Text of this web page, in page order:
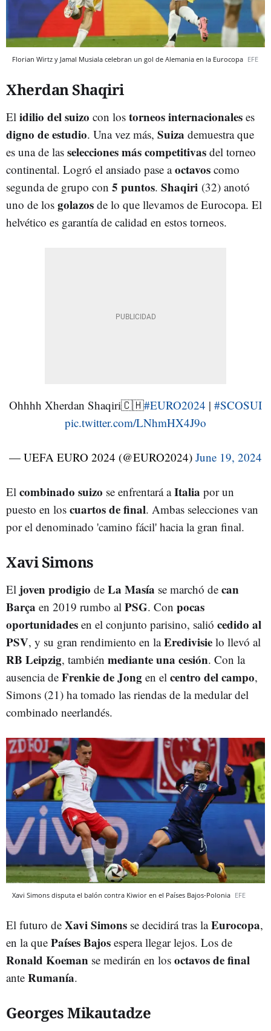
Florian Wirtz y Jamal Musiala celebran un gol de Alemania en la Eurocopa EFE
Xherdan Shaqiri
El idilio del suizo con los torneos internacionales es
digno de estudio. Una vez más, Suiza demuestra que
es una de las selecciones más competitivas del torneo
continental. Logró el ansiado pase aoctavos como
segunda de grupo con 5 puntos. Shaqiri (32) anotó
uno de los golazos de lo que llevamos de Eurocopa. El
helvético es garantía de calidad en estos torneos.
Ohhhh Xherdan Shaqiri🇨🇭#EURO2024 | #SCOSUI
pic.twitter.com/LNhmHX4J9o
— UEFA EURO 2024 (@EURO2024) June 19, 2024
El combinado suizo se enfrentará aItalia por un
puesto en los cuartos de final. Ambas selecciones van
por el denominado 'camino fácil' hacia la gran final.
Xavi Simons
El joven prodigio de La Masía se marchó de can
Barça en 2019 rumbo al PSG. Con pocas
oportunidades en el conjunto parisino, salió cedido al
PSV, y su gran rendimiento en laEredivisie lo llevó al
RB Leipzig, también mediante una cesión. Con la
ausencia de Frenkie de Jong en el centro del campo,
Simons (21) ha tomado las riendas de la medular del
combinado neerlandés.
Xavi Simons disputa el balón contra Kiwior en el Países Bajos-Polonia EFE
El futuro de Xavi Simons se decidirá tras laEurocopa,
en la que Países Bajos espera llegar lejos. Los de
Ronald Koeman se medirán en los octavos de final
ante Rumanía.
Georges Mikautadze